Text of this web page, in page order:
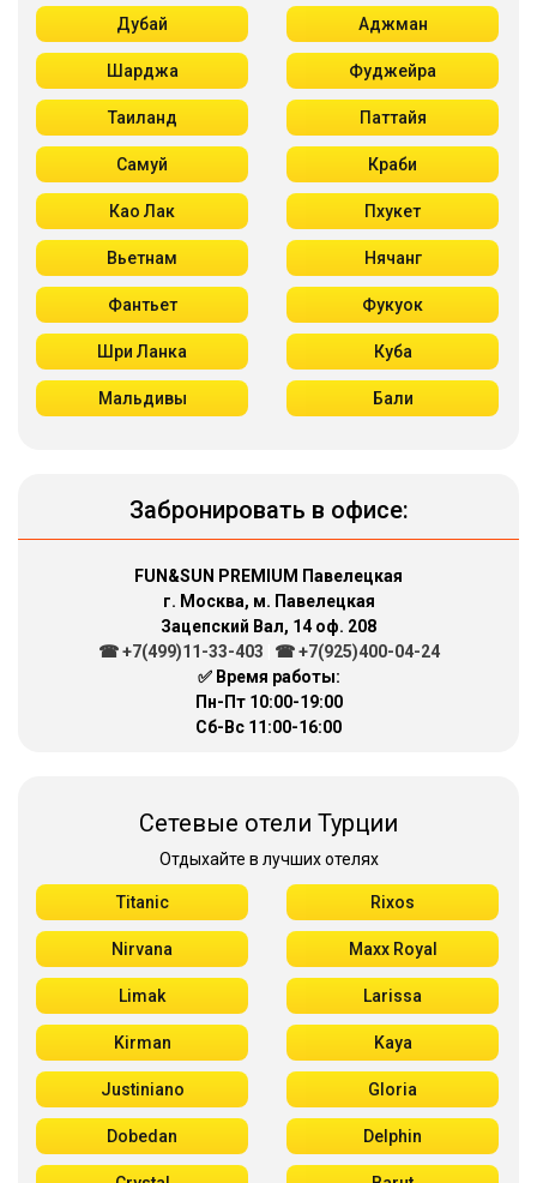
Дубай Аджман
Шарджа Фуджейра
Таиланд Паттайя
Самуй Краби
Као Лак Пхукет
Вьетнам Нячанг
Фантьет Фукуок
Шри Ланка Куба
Мальдивы Бали
Забронировать в офисе:
FUN&SUN PREMIUM Павелецкая
г. Москва, м. Павелецкая
Зацепский Вал, 14 оф. 208
☎ +7(499)11-33-403
☎ +7(925)400-04-24
✅ Время работы:
Пн-Пт 10:00-19:00
Сб-Вс 11:00-16:00
Сетевые отели Турции
Отдыхайте в лучших отелях
Titanic Rixos
Nirvana Maxx Royal
Limak Larissa
Kirman Kaya
Justiniano Gloria
Dobedan Delphin